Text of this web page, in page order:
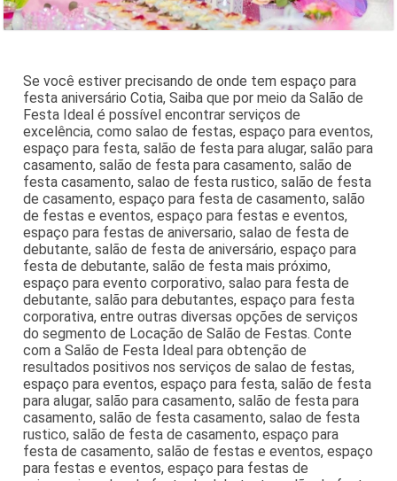
Se você estiver precisando de onde tem espaço para
festa aniversário Cotia, Saiba que por meio da Salão de
Festa Ideal é possível encontrar serviços de
excelência, como salao de festas, espaço para eventos,
espaço para festa, salão de festa para alugar, salão para
casamento, salão de festa para casamento, salão de
festa casamento, salao de festa rustico, salão de festa
de casamento, espaço para festa de casamento, salão
de festas e eventos, espaço para festas e eventos,
espaço para festas de aniversario, salao de festa de
debutante, salão de festa de aniversário, espaço para
festa de debutante, salão de festa mais próximo,
espaço para evento corporativo, salao para festa de
debutante, salão para debutantes, espaço para festa
corporativa, entre outras diversas opções de serviços
do segmento de Locação de Salão de Festas. Conte
com a Salão de Festa Ideal para obtenção de
resultados positivos nos serviços de salao de festas,
espaço para eventos, espaço para festa, salão de festa
para alugar, salão para casamento, salão de festa para
casamento, salão de festa casamento, salao de festa
rustico, salão de festa de casamento, espaço para
festa de casamento, salão de festas e eventos, espaço
para festas e eventos, espaço para festas de